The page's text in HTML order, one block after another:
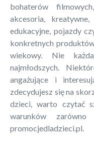
bohaterów
akcesoria,
edukacyjne, pojazdy
konkretnych
wiekowy. Nie
najmłodszych.
angażujące i
zdecydujesz się na
dzieci, warto czytać
warunków
promocjedladzieci.pl.